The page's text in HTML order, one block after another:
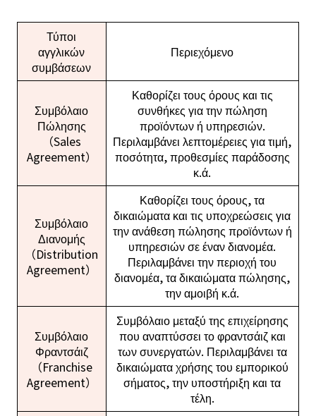
Τύποι
αγγλικών
συμβάσεων
Περιεχόμενο
Συμβόλαιο
Πώλησης
（Sales
Agreement）
Καθορίζει τους όρους και τις
συνθήκες για την πώληση
προϊόντων ή υπηρεσιών.
Περιλαμβάνει λεπτομέρειες για τιμή,
ποσότητα, προθεσμίες παράδοσης
κ.ά.
Συμβόλαιο
Διανομής
（Distribution
Agreement）
Καθορίζει τους όρους, τα
δικαιώματα και τις υποχρεώσεις για
την ανάθεση πώλησης προϊόντων ή
υπηρεσιών σε έναν διανομέα.
Περιλαμβάνει την περιοχή του
διανομέα, τα δικαιώματα πώλησης,
την αμοιβή κ.ά.
Συμβόλαιο
Φραντσάιζ
（Franchise
Agreement）
Συμβόλαιο μεταξύ της επιχείρησης
που αναπτύσσει το φραντσάιζ και
των συνεργατών. Περιλαμβάνει τα
δικαιώματα χρήσης του εμπορικού
σήματος, την υποστήριξη και τα
τέλη.